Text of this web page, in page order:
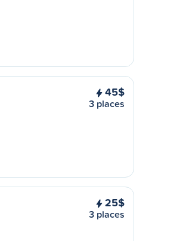
45$
3 places
25$
3 places